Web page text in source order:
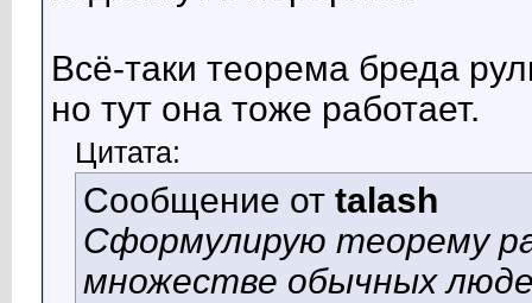
Всё-таки теорема бреда
но тут она тоже работает.
Цитата:
Сообщение от talash
Сформулирую теорему
множестве обычных